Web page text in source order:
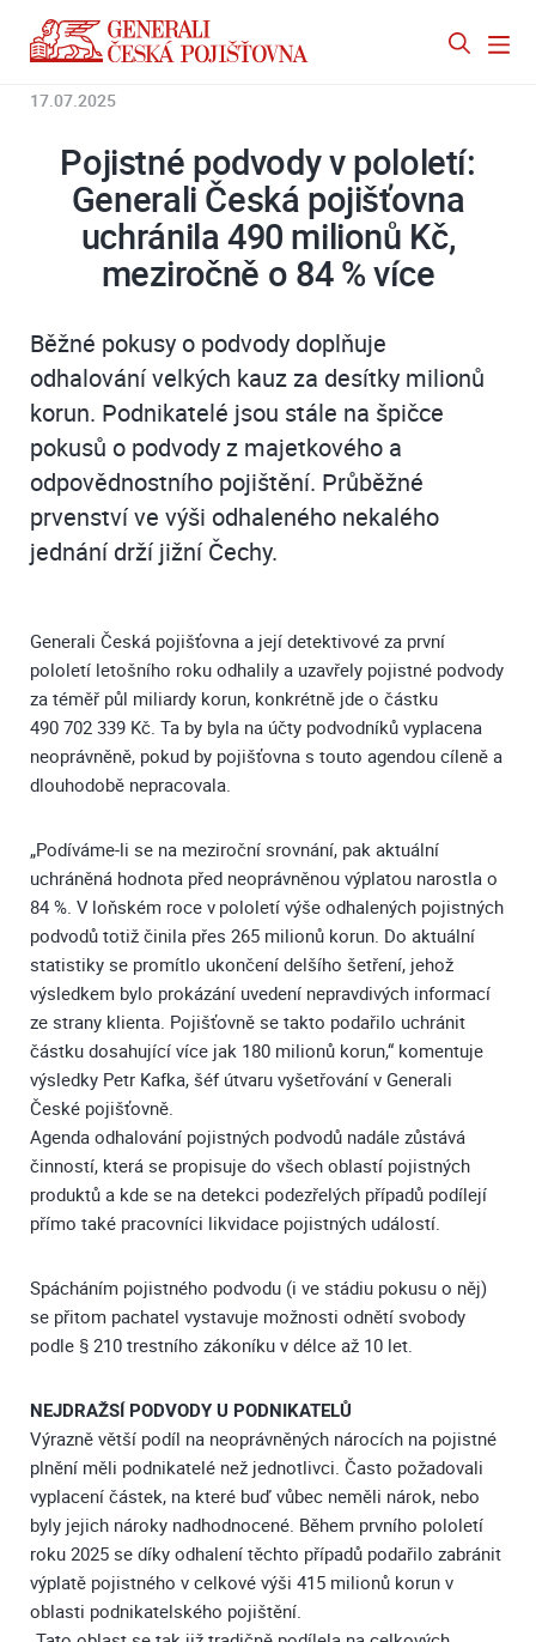
17.07.2025
Pojistné podvody v pololetí:
Generali Česká pojišťovna
uchránila 490 milionů Kč,
meziročně o 84 % více
Běžné pokusy o podvody doplňuje
odhalování velkých kauz za desítky milionů
korun. Podnikatelé jsou stále na špičce
pokusů o podvody z majetkového a
odpovědnostního pojištění. Průběžné
prvenství ve výši odhaleného nekalého
jednání drží jižní Čechy.
Generali Česká pojišťovna a její detektivové za první
pololetí letošního roku odhalily a uzavřely pojistné podvody
za téměř půl miliardy korun, konkrétně jde o částku
490 702 339 Kč. Ta by byla na účty podvodníků vyplacena
neoprávněně, pokud by pojišťovna s touto agendou cíleně a
dlouhodobě nepracovala.
„Podíváme-li se na meziroční srovnání, pak aktuální
uchráněná hodnota před neoprávněnou výplatou narostla o
84 %. V loňském roce v pololetí výše odhalených pojistných
podvodů totiž činila přes 265 milionů korun. Do aktuální
statistiky se promítlo ukončení delšího šetření, jehož
výsledkem bylo prokázání uvedení nepravdivých informací
ze strany klienta. Pojišťovně se takto podařilo uchránit
částku dosahující více jak 180 milionů korun,“ komentuje
výsledky Petr Kafka, šéf útvaru vyšetřování v Generali
České pojišťovně.
Agenda odhalování pojistných podvodů nadále zůstává
činností, která se propisuje do všech oblastí pojistných
produktů a kde se na detekci podezřelých případů podílejí
přímo také pracovníci likvidace pojistných událostí.
Spácháním pojistného podvodu (i ve stádiu pokusu o něj)
se přitom pachatel vystavuje možnosti odnětí svobody
podle § 210 trestního zákoníku v délce až 10 let.
NEJDRAŽSÍ PODVODY U PODNIKATELŮ
Výrazně větší podíl na neoprávněných nárocích na pojistné
plnění měli podnikatelé než jednotlivci. Často požadovali
vyplacení částek, na které buď vůbec neměli nárok, nebo
byly jejich nároky nadhodnocené. Během prvního pololetí
roku 2025 se díky odhalení těchto případů podařilo zabránit
výplatě pojistného v celkové výši 415 milionů korun v
oblasti podnikatelského pojištění.